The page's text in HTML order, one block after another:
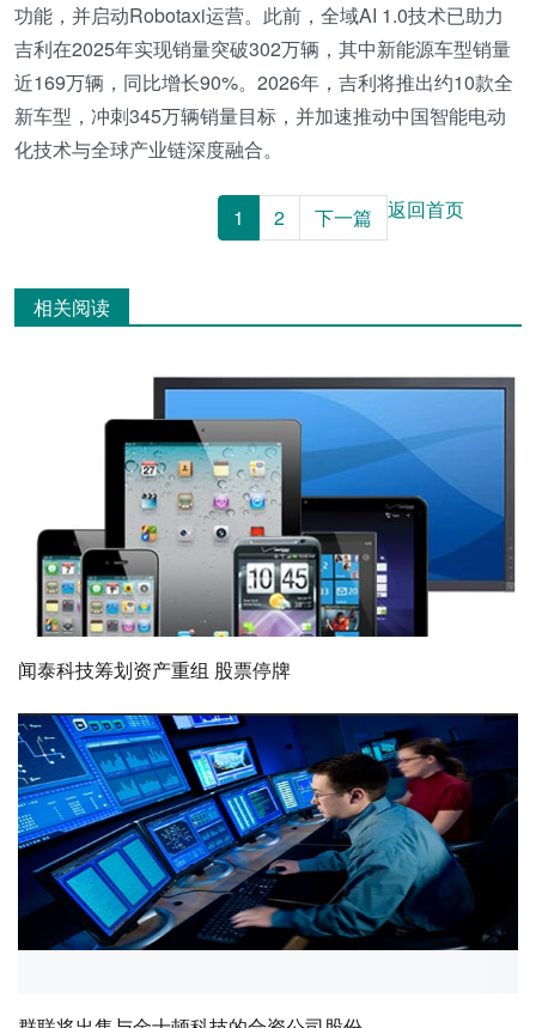
功能，并启动Robotaxi运营。此前，全域AI 1.0技术已助力
吉利在2025年实现销量突破302万辆，其中新能源车型销量
近169万辆，同比增长90%。2026年，吉利将推出约10款全
新车型，冲刺345万辆销量目标，并加速推动中国智能电动
化技术与全球产业链深度融合。
1 2 下一篇 返回首页
相关阅读
闻泰科技筹划资产重组 股票停牌